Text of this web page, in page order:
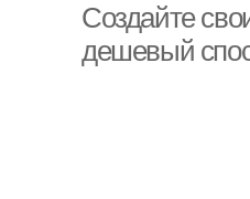
Создайте
дешевый